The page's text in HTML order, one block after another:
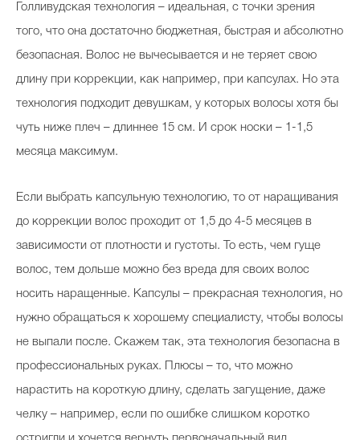
Голливудская технология – идеальная, с точки зрения
того, что она достаточно бюджетная, быстрая и абсолютно
безопасная. Волос не вычесывается и не теряет свою
длину при коррекции, как например, при капсулах. Но эта
технология подходит девушкам, у которых волосы хотя бы
чуть ниже плеч – длиннее 15 см. И срок носки – 1-1,5
месяца максимум.
Если выбрать капсульную технологию, то от наращивания
до коррекции волос проходит от 1,5 до 4-5 месяцев в
зависимости от плотности и густоты. То есть, чем гуще
волос, тем дольше можно без вреда для своих волос
носить наращенные. Капсулы – прекрасная технология, но
нужно обращаться к хорошему специалисту, чтобы волосы
не выпали после. Скажем так, эта технология безопасна в
профессиональных руках. Плюсы – то, что можно
нарастить на короткую длину, сделать загущение, даже
челку – например, если по ошибке слишком коротко